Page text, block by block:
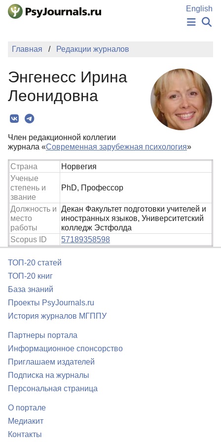
Перейти к основному содержанию
English
НОВОСТИ
ПОДАТЬ РУКОПИСЬ
КЛЮЧЕВЫЕ СЛОВА
Вход
Главная Редакции журналов
Энгенесс Ирина
Леонидовна
Член редакционной коллегии
журнала «Современная зарубежная психология»
Страна
Норвегия
Ученые
степень и
звание
PhD, Профессор
Должность и
место
работы
Декан Факультет подготовки учителей и
иностранных языков, Университетский
колледж Эстфолда
Scopus ID
57189358598
ТОП-20 статей
ТОП-20 книг
База знаний
Проекты PsyJournals.ru
История журналов МГППУ
Партнеры портала
Информационное спонсорство
Приглашаем издателей
Подписка на журналы
Персональная страница
О портале
Медиакит
Контакты